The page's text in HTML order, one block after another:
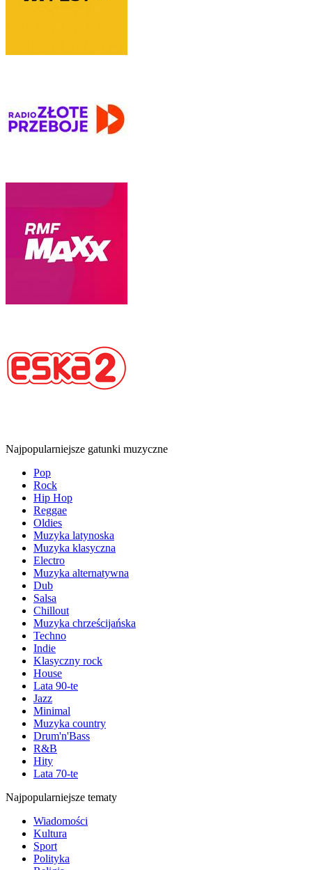
Najpopularniejsze gatunki muzyczne
Pop
Rock
Hip Hop
Reggae
Oldies
Muzyka latynoska
Muzyka klasyczna
Electro
Muzyka alternatywna
Dub
Salsa
Chillout
Muzyka chrześcijańska
Techno
Indie
Klasyczny rock
House
Lata 90-te
Jazz
Minimal
Muzyka country
Drum'n'Bass
R&B
Hity
Lata 70-te
Najpopularniejsze tematy
Wiadomości
Kultura
Sport
Polityka